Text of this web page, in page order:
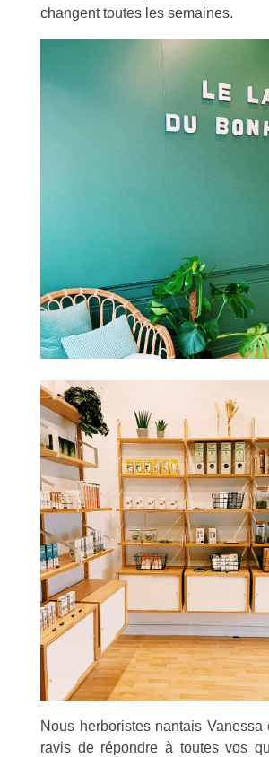
changent toutes les semaines.
Nous herboristes nantais Vanessa
ravis de répondre à toutes vos